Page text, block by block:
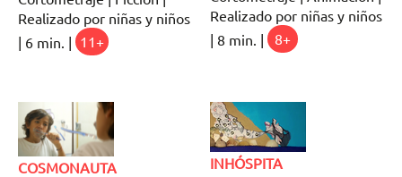
Realizado por niñas y niños
| 6 min. | 11+
Realizado por niñas y niños
| 8 min. |
8+
COSMONAUTA
INHÓSPITA